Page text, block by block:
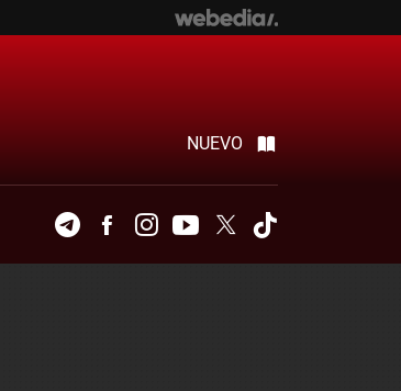
NUEVO
TelegramFacebookInstagramYoutubeTwitter